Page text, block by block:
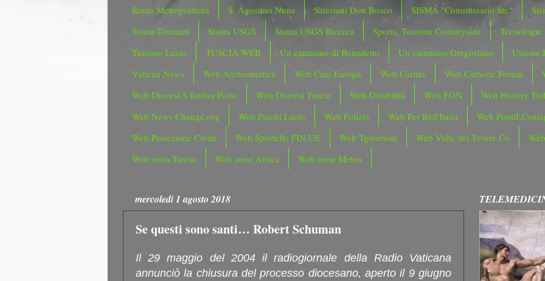
Roma Metropolitana
S. Agostino Nuns Salesiani Don Bosco SISMA "Commissario Str."
Sisma Tsunami
Sisma USGS Sisma USGS Ricerca Sports, Tourism Countryside
Tecnologie
Turismo Lazio
TUSCIA WEB Un cammino di Benedetto Un cammino Gregoriano
Unione
Vatican News
Web Archeomatica Web Cam Europa Web Caritas Web Catholic Forum
Web Diocesi S.Rufina Porto
Web Diocesi Tuscia Web Disabilità Web EON
Web History
Web News Change.org
Web Parchi Lazio Web Polizia Web Per Bell'Italia
Web
Web Protezione Civile
Web Sportello FIN.UE Web Tgtourism Web Valle del Tevere Co
Web zona Tuscia
Web zone Africa Web zone Meteo
mercoledì 1 agosto 2018
Se questi sono santi… Robert Schuman
Il 29 maggio del 2004 il radiogiornale della Radio Vaticana
annunciò la chiusura del processo diocesano, aperto il 9 giugno